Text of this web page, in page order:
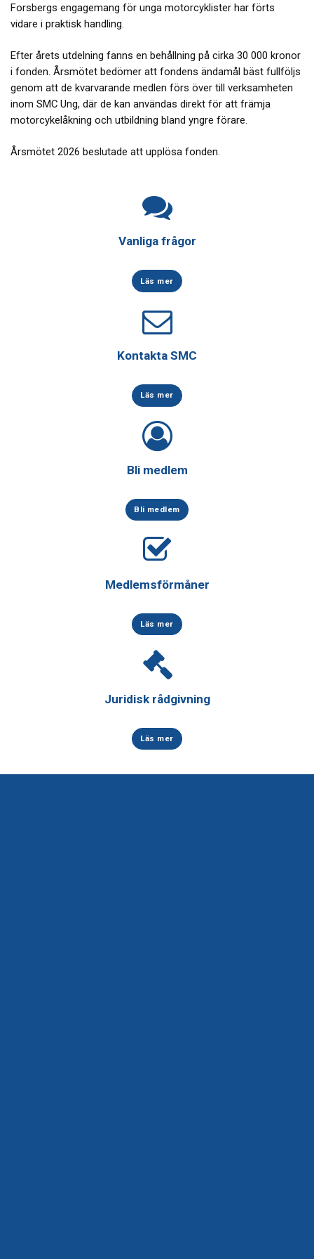
Forsbergs engagemang för unga motorcyklister har förts
vidare i praktisk handling.
Efter årets utdelning fanns en behållning på cirka 30 000 kronor
i fonden. Årsmötet bedömer att fondens ändamål bäst fullföljs
genom att de kvarvarande medlen förs över till verksamheten
inom SMC Ung, där de kan användas direkt för att främja
motorcykelåkning och utbildning bland yngre förare.
Årsmötet 2026 beslutade att upplösa fonden.
Vanliga frågor
Läs mer
Kontakta SMC
Läs mer
Bli medlem
Bli medlem
Medlemsförmåner
Läs mer
Juridisk rådgivning
Läs mer